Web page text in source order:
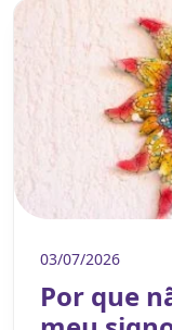
03/07/2026
Por que